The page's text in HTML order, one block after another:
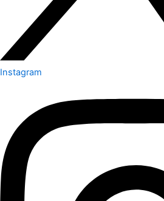
Instagram